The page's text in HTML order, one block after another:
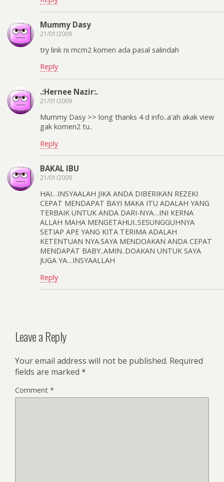
Mummy Dasy
21/01/2009
try link ni mcm2 komen ada pasal salindah
Reply
.:Hernee Nazir:.
21/01/2009
Mummy Dasy >> long thanks 4 d info..a'ah akak view
gak komen2 tu..
Reply
BAKAL IBU
21/01/2009
HAI…INSYAALAH JIKA ANDA DIBERIKAN REZEKI
CEPAT MENDAPAT BAYI MAKA ITU ADALAH YANG
TERBAIK UNTUK ANDA DARI-NYA…INI KERNA
ALLAH MAHA MENGETAHUI..SESUNGGUHNYA
SETIAP APE YANG KITA TERIMA ADALAH
KETENTUAN NYA.SAYA MENDOAKAN ANDA CEPAT
MENDAPAT BABY..AMIN..DOAKAN UNTUK SAYA
JUGA YA…INSYAALLAH
Reply
Leave a Reply
Your email address will not be published. Required
fields are marked *
Comment *